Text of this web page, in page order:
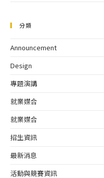
分類
Announcement
Design
專題演講
就業媒合
就業媒合
招生資訊
最新消息
活動與競賽資訊